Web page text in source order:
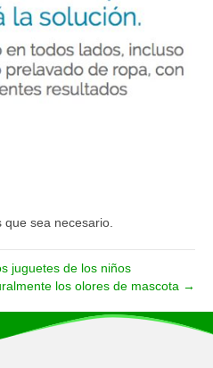
sea necesario.
juguetes de los niños
los olores de mascota →